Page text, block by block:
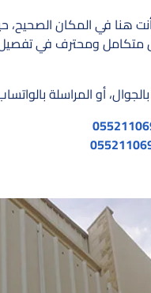
هنا في المكان
متكامل ومحترف في
بالجوال، أو المراسلة